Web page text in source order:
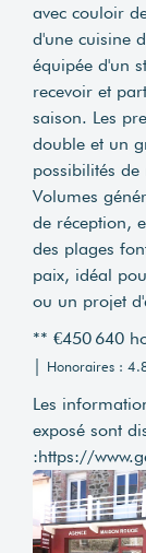
avec couloir
d'une cuisine
équipée d'un
recevoir et
saison. Les
double et un
possibilités
Volumes
de réception,
des plages
paix, idéal
ou un projet
** €450 640
| Honoraires :
Les
exposé sont
:https://